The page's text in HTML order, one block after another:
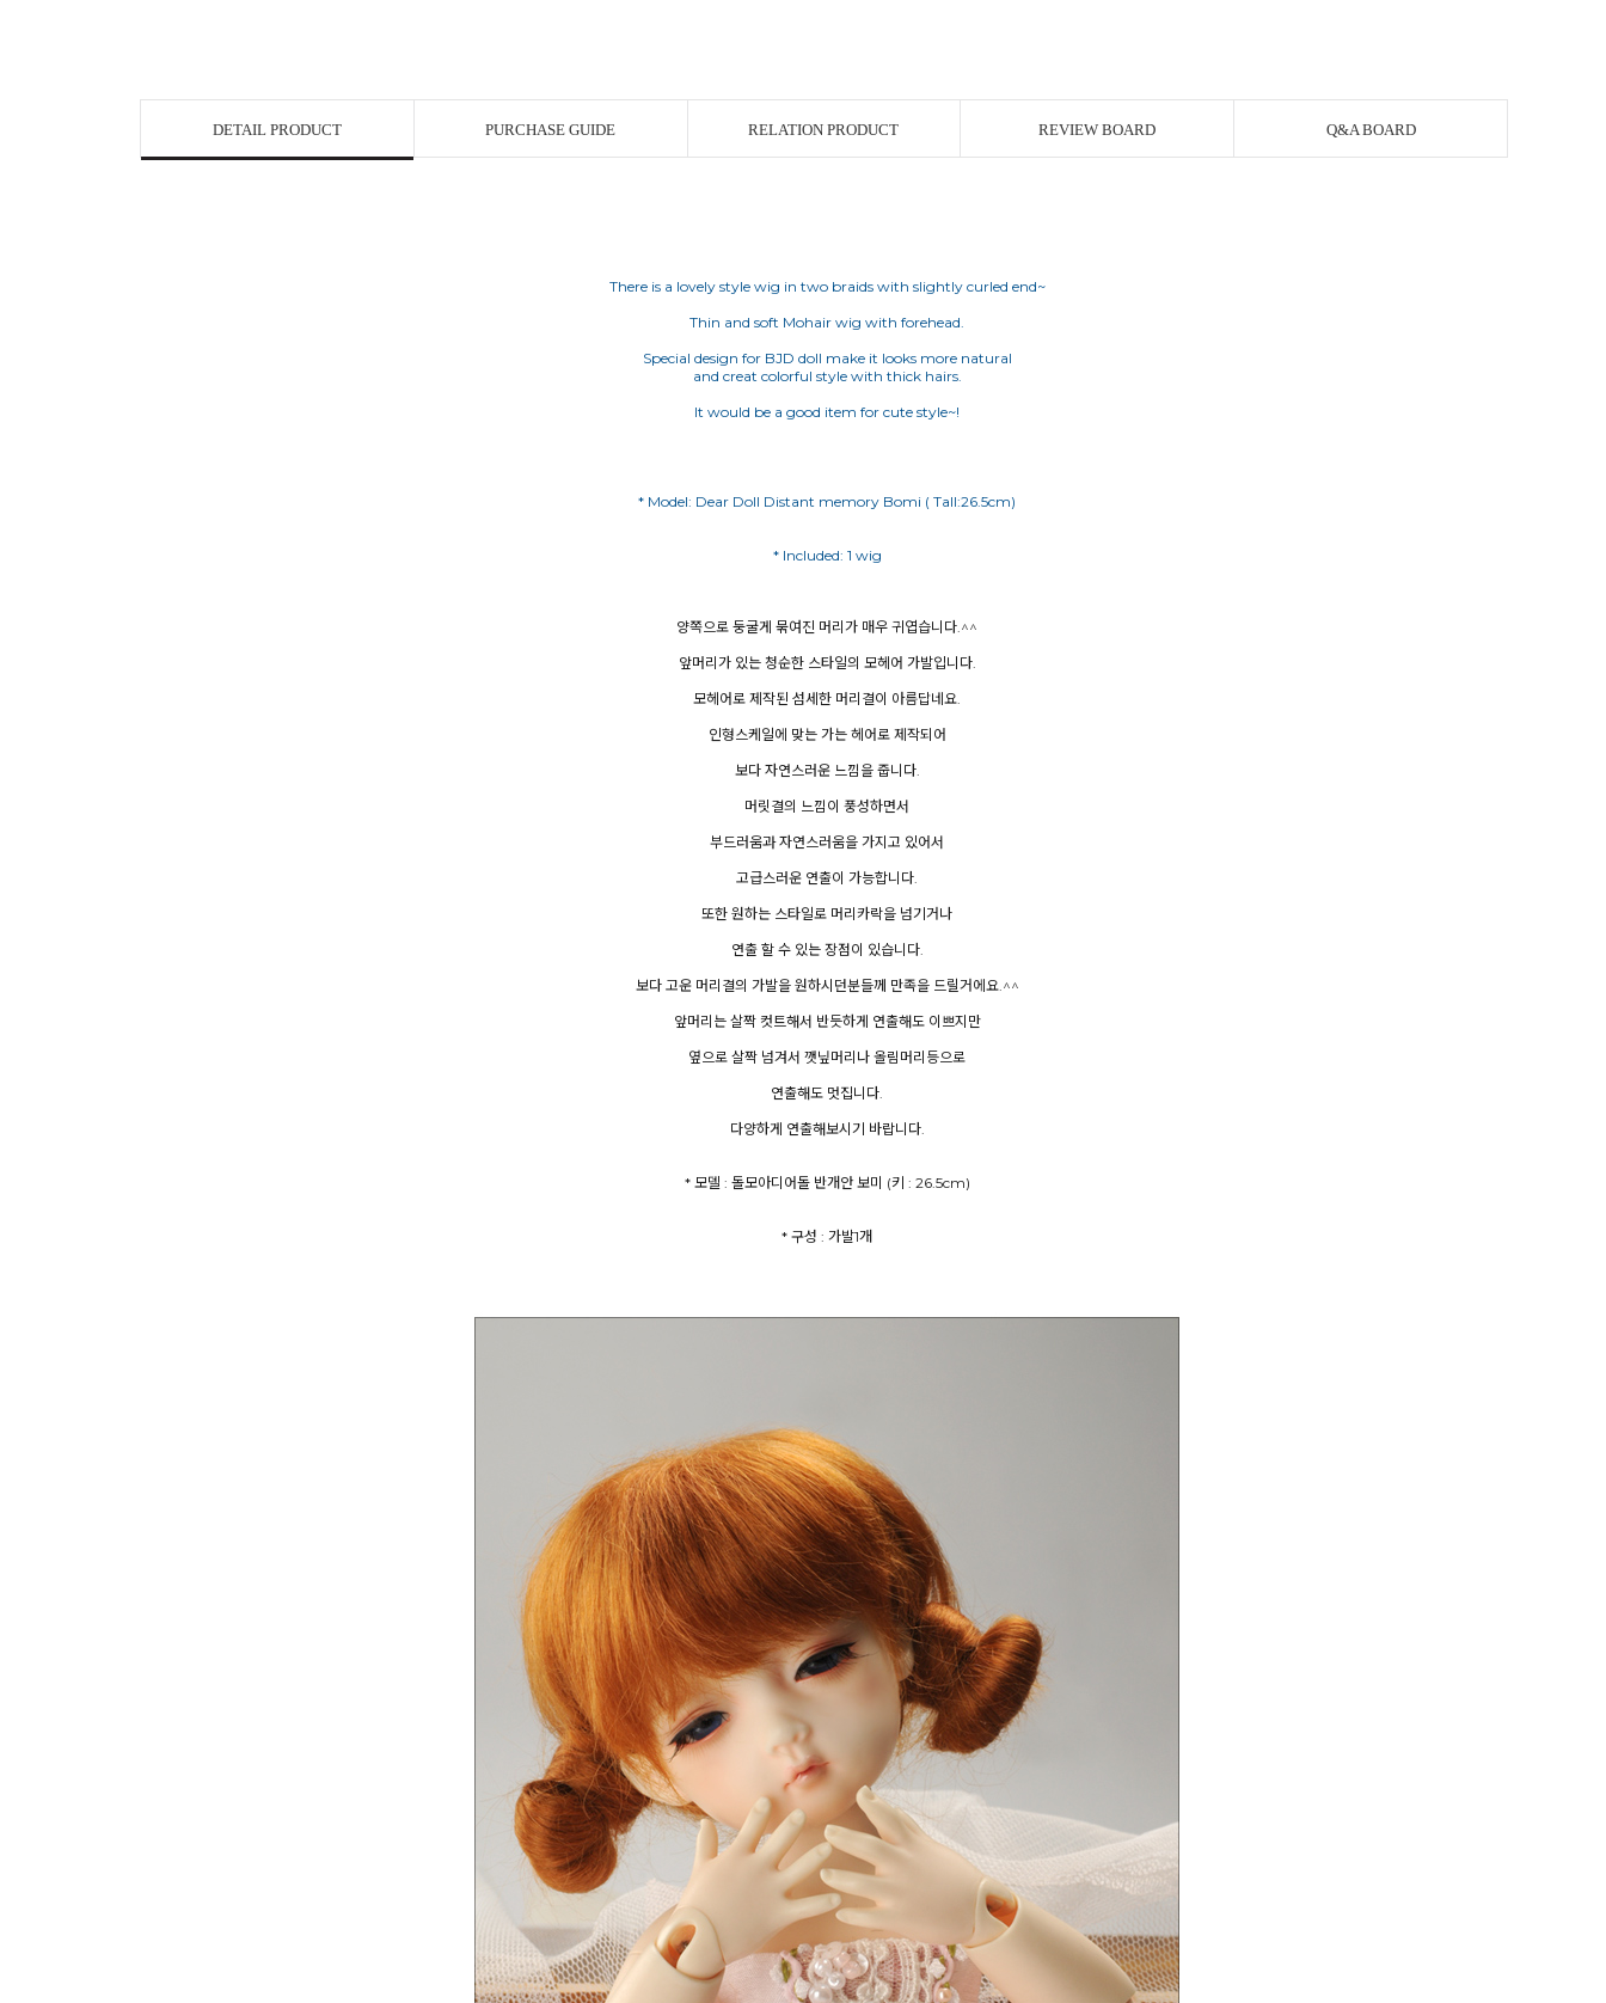
DETAIL PRODUCT PURCHASE GUIDE RELATION PRODUCT REVIEW BOARD Q&A BOARD
There is a lovely style wig in two braids with slightly curled end~
Thin and soft Mohair wig with forehead.
Special design for BJD doll make it looks more natural
and creat colorful style with thick hairs.
It would be a good item for cute style~!
* Model: Dear Doll Distant memory Bomi ( Tall:26.5cm)
양쪽으로 둥굴게 묶여진 머리가 매우 귀엽습니다.^^
앞머리가 있는 청순한 스타일의 모헤어 가발입니다.
모헤어로 제작된 섬세한 머리결이 아름답네요.
인형스케일에 맞는 가는 헤어로 제작되어
보다 자연스러운 느낌을 줍니다.
머릿결의 느낌이 풍성하면서
부드러움과 자연스러움을 가지고 있어서
고급스러운 연출이 가능합니다.
또한 원하는 스타일로 머리카락을 넘기거나
연출 할 수 있는 장점이 있습니다.
보다 고운 머리결의 가발을 원하시던분들께 만족을 드릴거에요.^^
앞머리는 살짝 컷트해서 반듯하게 연출해도 이쁘지만
옆으로 살짝 넘겨서 깻닢머리나 올림머리등으로
연출해도 멋집니다.
다양하게 연출해보시기 바랍니다.
* 모델 : 돌모아디어돌 반개안 보미 (키 : 26.5cm)
* 구성 : 가발1개